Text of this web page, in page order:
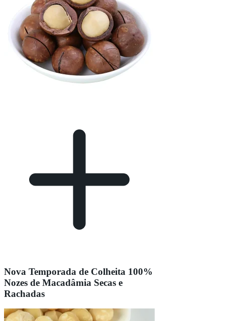
Nova Temporada de Colheita 100%
Nozes de Macadâmia Secas e
Rachadas